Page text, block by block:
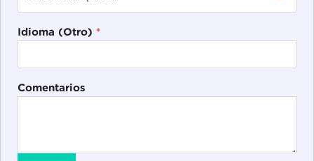
Idioma (Otro) *
Comentarios